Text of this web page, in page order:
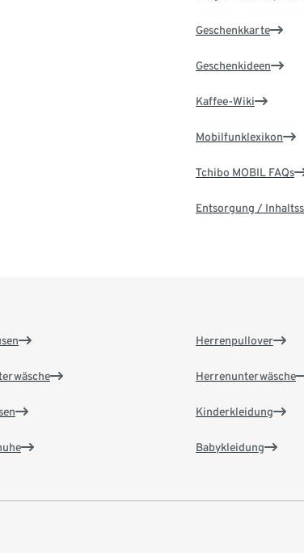
Geschenkkarte
Geschenkideen
Kaffee-Wiki
Mobilfunklexikon
Tchibo MOBIL FAQs
Entsorgung /
Herrenpullover
Herrenunterwäsche
Kinderkleidung
Babykleidung